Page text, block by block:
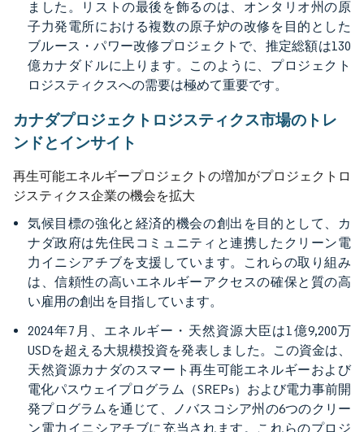
ました。リストの最後を飾るのは、オンタリオ州の原
子力発電所における複数の原子炉の改修を目的とした
ブルース・パワー改修プロジェクトで、推定総額は130
億カナダドルに上ります。このように、プロジェクト
ロジスティクスへの需要は極めて重要です。
カナダプロジェクトロジスティクス市場のトレ
ンドとインサイト
再生可能エネルギープロジェクトの増加がプロジェクトロ
ジスティクス企業の機会を拡大
気候目標の強化と経済的機会の創出を目的として、カ
ナダ政府は先住民コミュニティと連携したクリーン電
力イニシアチブを支援しています。これらの取り組み
は、信頼性の高いエネルギーアクセスの確保と質の高
い雇用の創出を目指しています。
2024年7月、エネルギー・天然資源大臣は1億9,200万
USDを超える大規模投資を発表しました。この資金は、
天然資源カナダのスマート再生可能エネルギーおよび
電化パスウェイプログラム（SREPs）および電力事前開
発プログラムを通じて、ノバスコシア州の6つのクリー
ン電力イニシアチブに充当されます。これらのプロジ